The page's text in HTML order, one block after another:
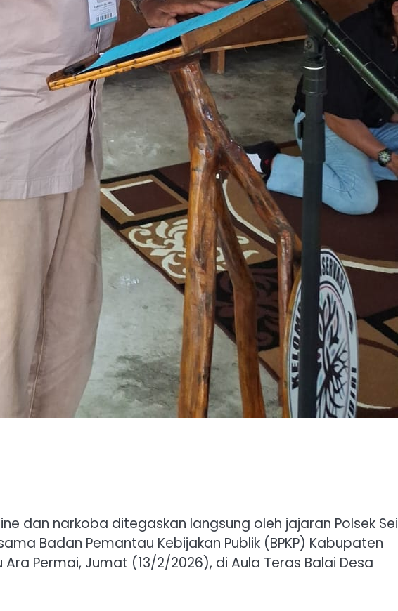
dan narkoba ditegaskan langsung oleh jajaran Polsek Sei
Badan Pemantau Kebijakan Publik (BPKP) Kabupaten
Permai, Jumat (13/2/2026), di Aula Teras Balai Desa